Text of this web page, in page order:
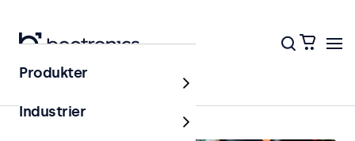
Hem
Produkter
Industrier